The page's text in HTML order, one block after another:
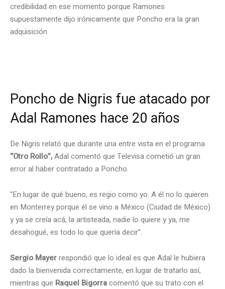
credibilidad en ese momento porque Ramones
supuestamente dijo irónicamente que Poncho era la gran
adquisición
Poncho de Nigris fue atacado por
Adal Ramones hace 20 años
De Nigris relató que durante una entre vista en el programa
“Otro Rollo”,Adal comentó que Televisa cometió un gran
error al haber contratado a Poncho.
“En lugar de qué bueno, es regio como yo. A él no lo quieren
en Monterrey porque él se vino a México (Ciudad de México)
y ya se creía acá, la artisteada, nadie lo quiere y ya, me
desahogué, es todo lo que quería decir”.
Sergio Mayerrespondió que lo ideal es que Adal le hubiera
dado la bienvenida correctamente, en lugar de tratarlo así,
mientras que Raquel Bigorracomentó que su trato con el